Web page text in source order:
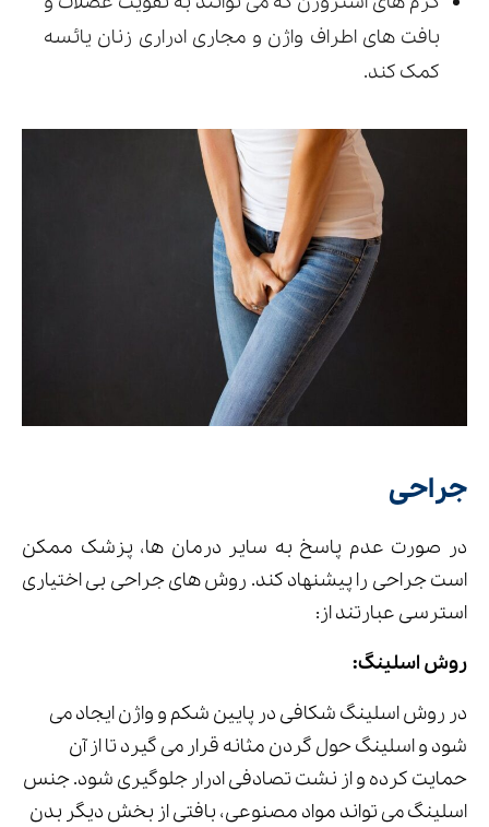
بافت های اطراف واژن و مجاری ادراری زنان یائسه
کمک کند.
جراحی
در صورت عدم پاسخ به سایر درمان ها، پزشک ممکن
است جراحی را پیشنهاد کند. روش های جراحی بی اختیاری
استرسی عبارتند از:
روش اسلینگ:
در روش اسلینگ شکافی در پایین شکم و واژن ایجاد می‌
شود و اسلینگ حول گردن مثانه قرار می گیرد تا از آن
حمایت کرده و از نشت تصادفی ادرار جلوگیری شود. جنس
اسلینگ می تواند مواد مصنوعی، بافتی از بخش دیگر بدن